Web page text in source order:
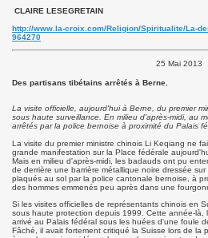
CLAIRE LESEGRETAIN
http://www.la-croix.com/Religion/Spiritualite/La-
964270
25 Mai 2013
Des partisans tibétains arrêtés à Berne.
La visite officielle, aujourd'hui à Berne, du premier
sous haute surveillance. En milieu d'après-midi, au
arrêtés par la police bernoise à proximité du Palais
La visite du premier ministre chinois Li Keqiang ne
grande manifestation sur la Place fédérale
Mais en milieu d'après-midi, les badauds ont pu
de derrière une barrière métallique noire dressée
plaqués au sol par la police cantonale bernoise, à
des hommes emmenés peu après dans une
Si les visites officielles de représentants chinois en
sous haute protection depuis 1999. Cette année-là,
arrivé au Palais fédéral sous les huées d'une foule
Fâché, il avait fortement critiqué la Suisse lors de la